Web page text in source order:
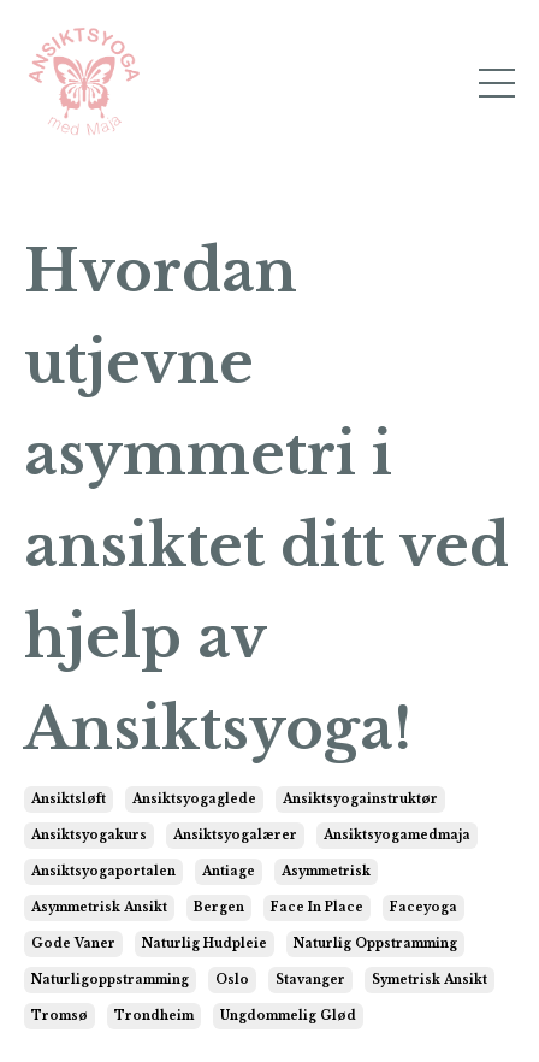
Hvordan
utjevne
asymmetri i
ansiktet ditt ved
hjelp av
Ansiktsyoga!
Ansiktsløft Ansiktsyogaglede Ansiktsyogainstruktør
Ansiktsyogakurs Ansiktsyogalærer Ansiktsyogamedmaja
Ansiktsyogaportalen Antiage Asymmetrisk
Asymmetrisk Ansikt Bergen Face In Place Faceyoga
Gode Vaner Naturlig Hudpleie Naturlig Oppstramming
Naturligoppstramming Oslo Stavanger Symetrisk Ansikt
Tromsø Trondheim Ungdommelig Glød